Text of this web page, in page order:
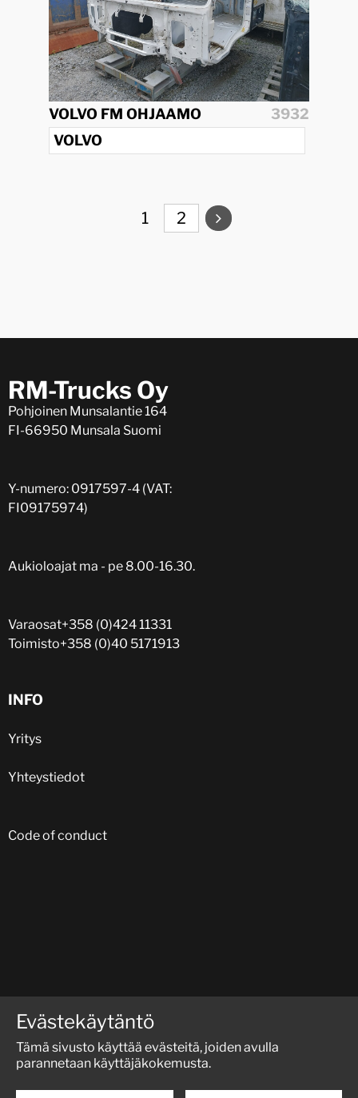
VOLVO FM OHJAAMO
3932
VOLVO
1 2
RM-Trucks Oy
Pohjoinen Munsalantie 164
FI-66950 Munsala Suomi
Y-numero: 0917597-4 (VAT:
FI09175974)
Aukioloajat ma - pe 8.00-16.30.
Varaosat+358 (0)424 11331
Toimisto+358 (0)40 5171913
INFO
Yritys
Yhteystiedot
Code of conduct
Evästekäytäntö
Tämä sivusto käyttää evästeitä, joiden avulla
parannetaan käyttäjäkokemusta.